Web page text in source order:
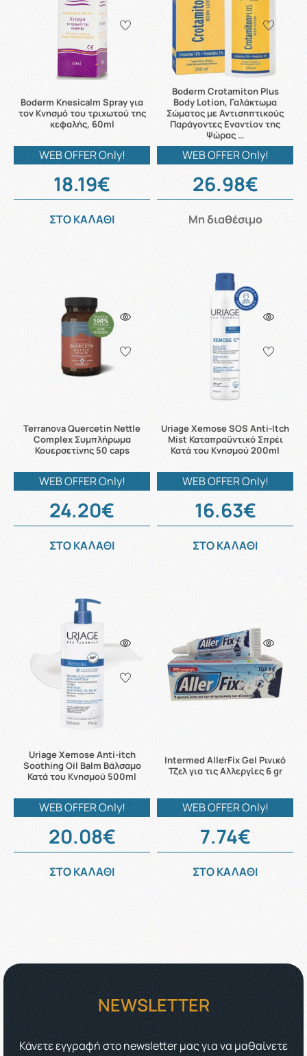
Boderm Knesicalm Spray για
τον Κνησμό του τριχωτού της
κεφαλής, 60ml
WEB OFFER Only!
18.19€
ΣΤΟ ΚΑΛΑΘΙ
Boderm Crotamiton Plus
Body Lotion, Γαλάκτωμα
Σώματος με Αντισηπτικούς
Παράγοντες Εναντίον της
Ψώρας …
WEB OFFER Only!
26.98€
Μη διαθέσιμο
Terranova Quercetin Nettle
Complex Συμπλήρωμα
Κουερσετίνης 50 caps
WEB OFFER Only!
24.20€
ΣΤΟ ΚΑΛΑΘΙ
Uriage Xemose SOS Anti-Itch
Mist Καταπραϋντικό Σπρέι
Κατά του Κνησμού 200ml
WEB OFFER Only!
16.63€
ΣΤΟ ΚΑΛΑΘΙ
Uriage Xemose Anti-itch
Soothing Oil Balm Βάλσαμο
Κατά του Κνησμού 500ml
WEB OFFER Only!
20.08€
ΣΤΟ ΚΑΛΑΘΙ
Intermed AllerFix Gel Ρινικό
Τζελ για τις Αλλεργίες 6 gr
WEB OFFER Only!
7.74€
ΣΤΟ ΚΑΛΑΘΙ
NEWSLETTER
Κάνετε εγγραφή στο newsletter μας για να μαθαίνετε